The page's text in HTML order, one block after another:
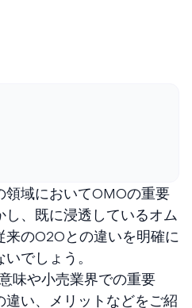
域においてOMOの重要
、既に浸透しているオム
のO2Oとの違いを明確に
でしょう。
味や小売業界での重要
い、メリットなどをご紹